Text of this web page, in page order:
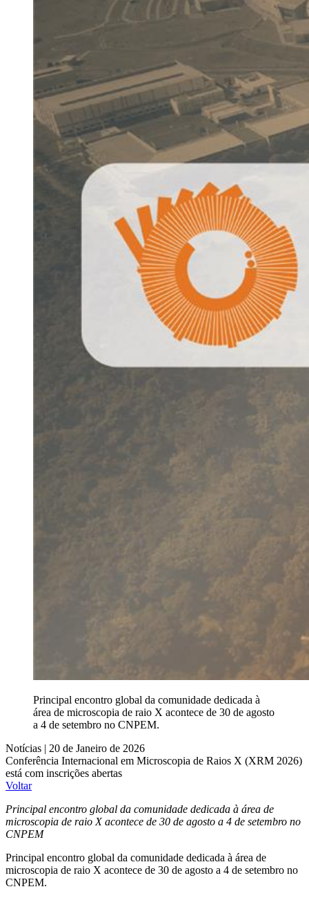
Principal encontro global da comunidade dedicada à
área de microscopia de raio X acontece de 30 de agosto
a 4 de setembro no CNPEM.
Notícias | 20 de Janeiro de 2026
Conferência Internacional em Microscopia de Raios X (XRM 2026)
está com inscrições abertas
Voltar
Principal encontro global da comunidade dedicada à área de
microscopia de raio X acontece de 30 de agosto a 4 de setembro no
CNPEM
Principal encontro global da comunidade dedicada à área de
microscopia de raio X acontece de 30 de agosto a 4 de setembro no
CNPEM.